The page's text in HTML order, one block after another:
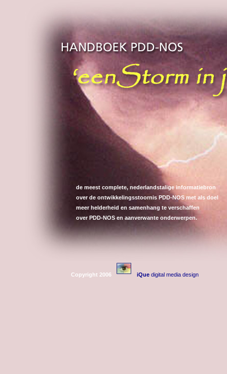
de meest complete, nederlandstalige informatiebron
over de ontwikkelingsstoornis PDD-NOS met als doel
meer helderheid en samenhang te verschaffen
over PDD-NOS en aanverwante onderwerpen.
Copyright 2006 iQue digital media design